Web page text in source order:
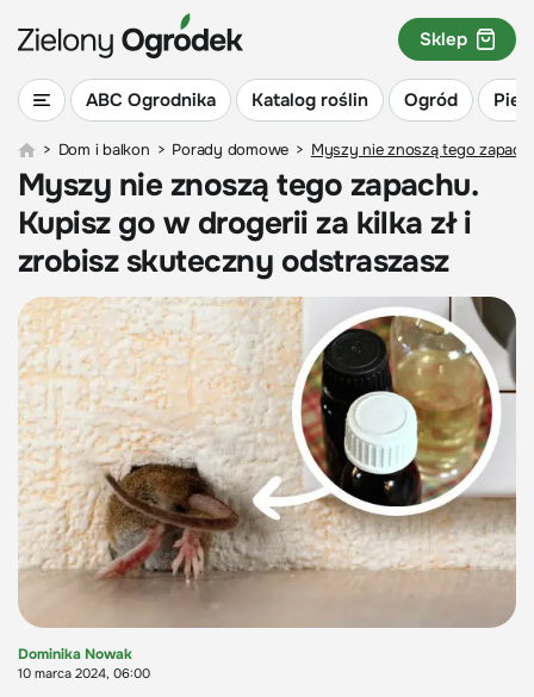
ABC Ogrodnika Katalog roślin Ogród
Sklep
> Dom i balkon > Porady domowe > Myszy nie znoszą tego
Myszy nie znoszą tego zapachu.
Kupisz go w drogerii za kilka zł i
zrobisz skuteczny odstraszasz
Dominika Nowak
10 marca 2024, 06:00